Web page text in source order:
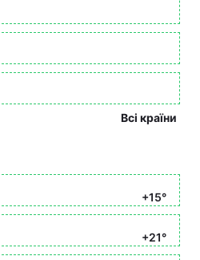
Всі країни
+15°
+21°